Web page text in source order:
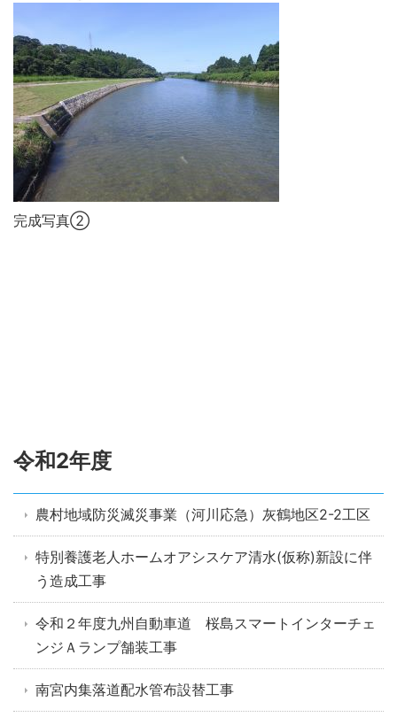
完成写真②
令和2年度
農村地域防災滅災事業（河川応急）灰鶴地区2-2工区
特別養護老人ホームオアシスケア清水(仮称)新設に伴
う造成工事
令和２年度九州自動車道 桜島スマートインターチェ
ンジＡランプ舗装工事
南宮内集落道配水管布設替工事